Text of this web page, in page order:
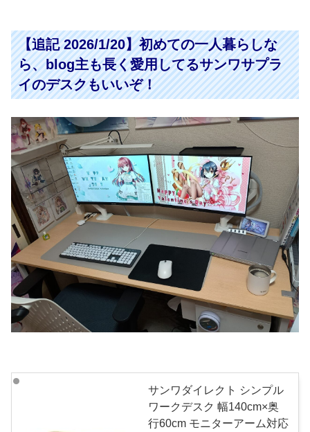
【追記 2026/1/20】初めての一人暮らしな
ら、blog主も長く愛用してるサンワサプラ
イのデスクもいいぞ！
サンワダイレクト シンプル
ワークデスク 幅140cm×奥
行60cm モニターアーム対応